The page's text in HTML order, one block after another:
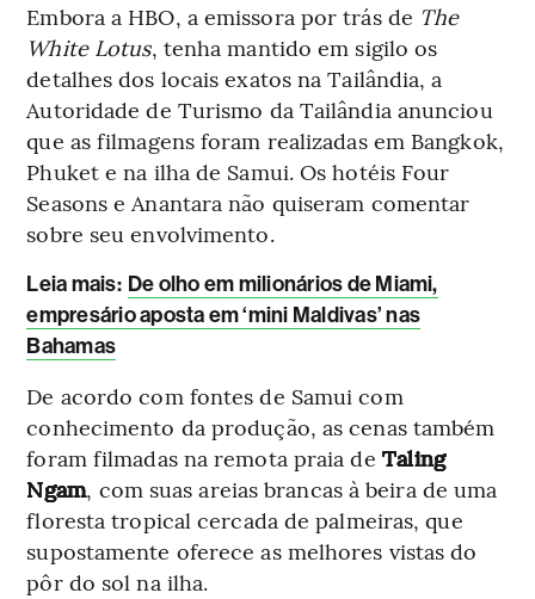
Embora a HBO, a emissora por trás de The
White Lotus, tenha mantido em sigilo os
detalhes dos locais exatos na Tailândia, a
Autoridade de Turismo da Tailândia anunciou
que as filmagens foram realizadas em Bangkok,
Phuket e na ilha de Samui. Os hotéis Four
Seasons e Anantara não quiseram comentar
sobre seu envolvimento.
Leia mais: De olho em milionários de Miami,
empresário aposta em ‘mini Maldivas’ nas
Bahamas
De acordo com fontes de Samui com
conhecimento da produção, as cenas também
foram filmadas na remota praia de Taling
Ngam, com suas areias brancas à beira de uma
floresta tropical cercada de palmeiras, que
supostamente oferece as melhores vistas do
pôr do sol na ilha.